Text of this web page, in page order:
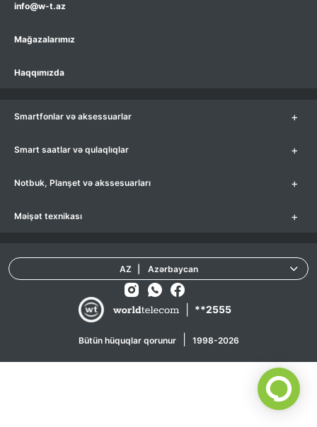
info@w-t.az
Mağazalarımız
Haqqımızda
Smartfonlar və aksessuarlar +
Smart saatlar və qulaqlıqlar +
Notbuk, Planşet və akssesuarları +
Məişət texnikası +
**2555
Bütün hüquqlar qorunur 1998-2026
AZ Azərbaycan